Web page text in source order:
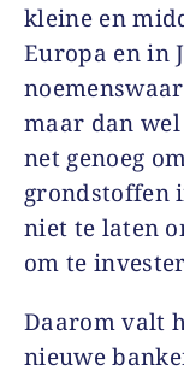
kleine en
Europa en in
maar dan wel
net genoeg
grondstoffen
niet te laten
om te
Daarom valt
nieuwe